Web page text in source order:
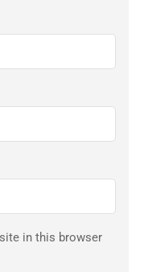
in this browser